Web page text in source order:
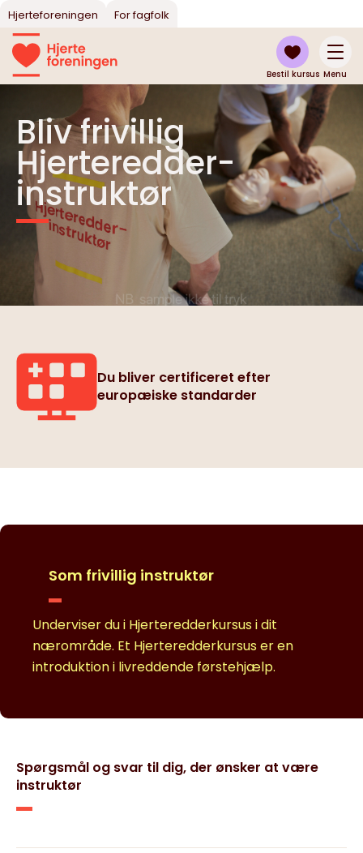
Hjerteforeningen For fagfolk
Bestil kursus Menu
Bliv frivillig
Hjerteredder-
instruktør
Du bliver certificeret efter
europæiske standarder
Som frivillig instruktør
Underviser du i Hjerteredderkursus i dit
nærområde. Et Hjerteredderkursus er en
introduktion i livreddende førstehjælp.
Spørgsmål og svar til dig, der ønsker at være
instruktør